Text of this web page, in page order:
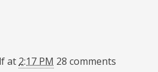
at 2:17 PM 28 comments